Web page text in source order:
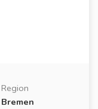
Region
Bremen